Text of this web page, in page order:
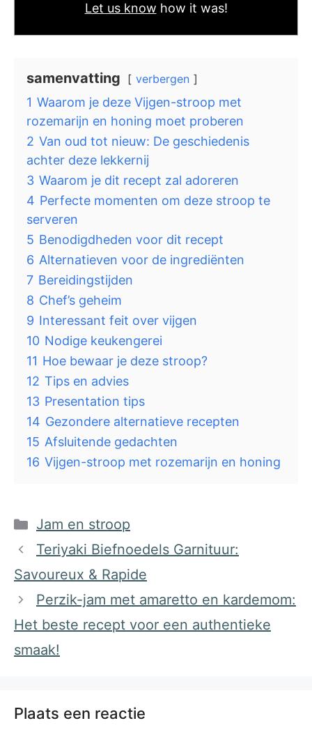
Let us know how it was!
samenvatting verbergen
1 Waarom je deze Vijgen-stroop met
rozemarijn en honing moet proberen
2 Van oud tot nieuw: De geschiedenis
achter deze lekkernij
3 Waarom je dit recept zal adoreren
4 Perfecte momenten om deze stroop te
serveren
5 Benodigdheden voor dit recept
6 Alternatieven voor de ingrediënten
7 Bereidingstijden
8 Chef’s geheim
9 Interessant feit over vijgen
10 Nodige keukengerei
11 Hoe bewaar je deze stroop?
12 Tips en advies
13 Presentation tips
14 Gezondere alternatieve recepten
15 Afsluitende gedachten
16 Vijgen-stroop met rozemarijn en honing
Categorieën
Jam en stroop
Teriyaki Biefnoedels Garnituur:
Savoureux & Rapide
Perzik-jam met amaretto en kardemom:
Het beste recept voor een authentieke
smaak!
Plaats een reactie